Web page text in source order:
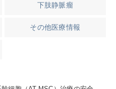
下肢静脈瘤
その他医療情報